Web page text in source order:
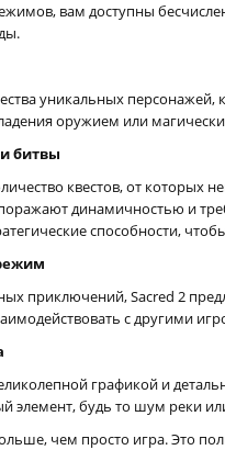
вам доступны
уникальных
оружием или
битвы
квестов, от которых
динамичностью и
способности,
приключений, Sacred 2
с другими
графикой и
элемент, будь то шум реки
чем просто игра. Это